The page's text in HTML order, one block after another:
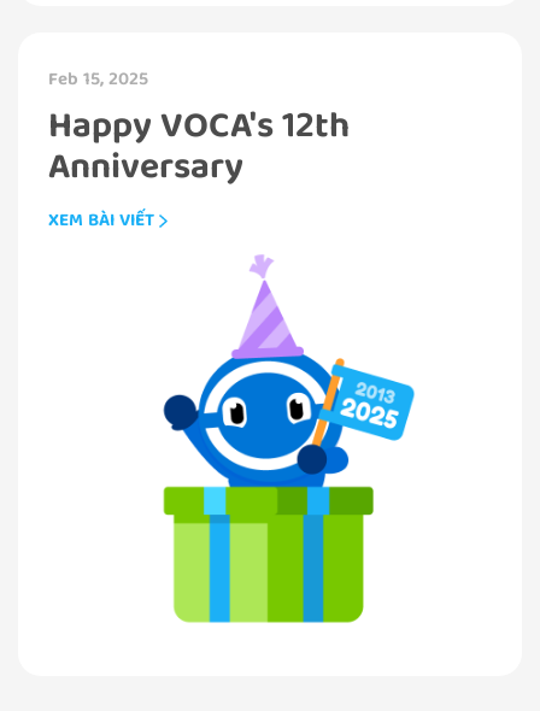
Feb 15, 2025
Happy VOCA's 12th
Anniversary
XEM BÀI VIẾT